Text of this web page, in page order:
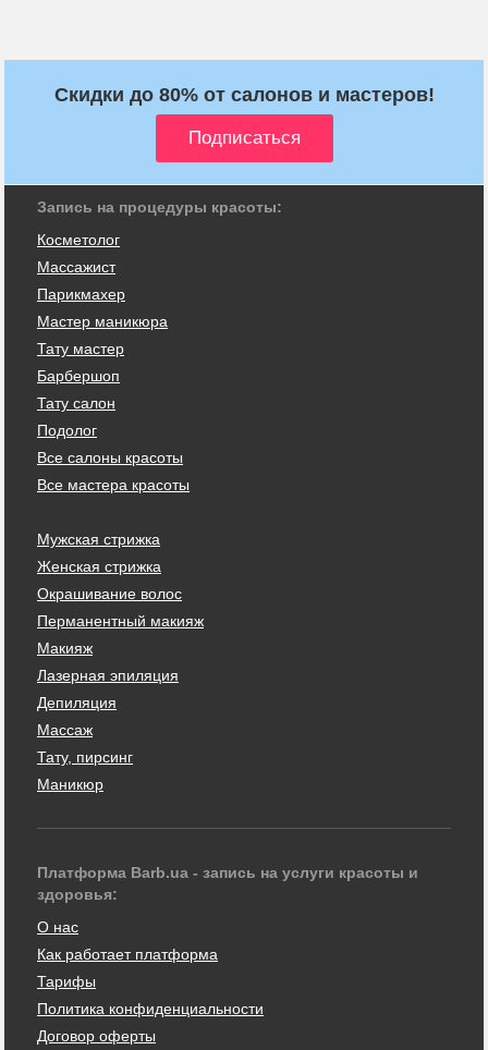
Скидки до 80% от салонов и мастеров!
Запись на процедуры красоты:
Косметолог
Массажист
Парикмахер
Мастер маникюра
Тату мастер
Барбершоп
Тату салон
Подолог
Все салоны красоты
Все мастера красоты
Мужская стрижка
Женская стрижка
Окрашивание волос
Перманентный макияж
Макияж
Лазерная эпиляция
Депиляция
Массаж
Тату, пирсинг
Маникюр
Платформа Barb.ua - запись на услуги красоты и
здоровья:
О нас
Как работает платформа
Тарифы
Политика конфиденциальности
Договор оферты